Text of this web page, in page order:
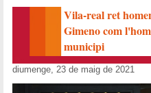
Vila-real ret
Gimeno com
municipi
diumenge, 23 de maig de 2021